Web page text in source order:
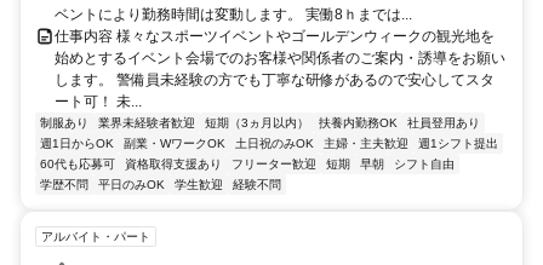
ベントにより勤務時間は変動します。 実働8ｈまでは...
仕事内容 様々なスポーツイベントやゴールデンウィークの観光地を
始めとするイベント会場でのお客様や関係者のご案内・誘導をお願い
します。 警備員未経験の方でも丁寧な研修があるので安心してスタ
ート可！ 未...
制服あり 業界未経験者歓迎 短期（3ヵ月以内） 扶養内勤務OK
社員登用あり
週1日からOK
副業・WワークOK 土日祝のみOK 主婦・主夫歓迎
週1シフト提出
60代も応募可
資格取得支援あり フリーター歓迎 短期 早朝
シフト自由
学歴不問
平日のみOK 学生歓迎 経験不問
アルバイト・パート